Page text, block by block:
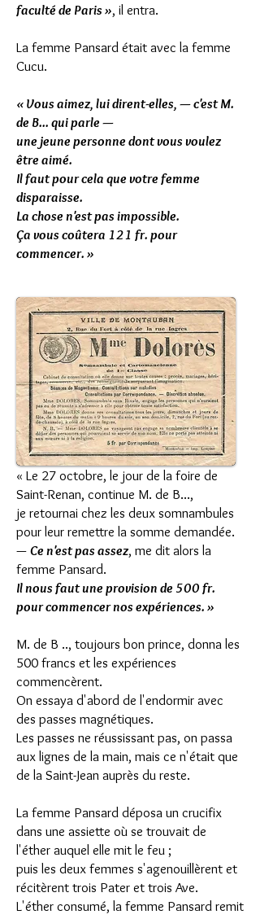
faculté de Paris », il entra.
La femme Pansard était avec la femme
Cucu.
« Vous aimez, lui dirent-elles, — c'est M.
de B... qui parle —
une jeune personne dont vous voulez
être aimé.
Il faut pour cela que votre femme
disparaisse.
La chose n'est pas impossible.
Ça vous coûtera 121 fr. pour
commencer. »
« Le 27 octobre, le jour de la foire de
Saint-Renan, continue M. de B...,
je retournai chez les deux somnambules
pour leur remettre la somme demandée.
— Ce n'est pas assez, me dit alors la
femme Pansard.
Il nous faut une provision de 500 fr.
pour commencer nos expériences. »
M. de B .., toujours bon prince, donna les
500 francs et les expériences
commencèrent.
On essaya d'abord de l'endormir avec
des passes magnétiques.
Les passes ne réussissant pas, on passa
aux lignes de la main, mais ce n'était que
de la Saint-Jean auprès du reste.
La femme Pansard déposa un crucifix
dans une assiette où se trouvait de
l'éther auquel elle mit le feu ;
puis les deux femmes s'agenouillèrent et
récitèrent trois Pater et trois Ave.
L'éther consumé, la femme Pansard remit